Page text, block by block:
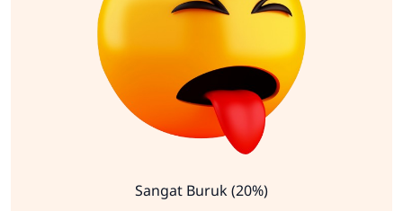
Sangat Buruk (20%)